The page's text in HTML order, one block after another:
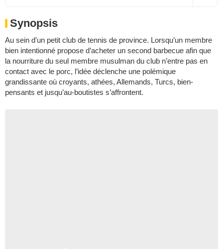
Synopsis
Au sein d'un petit club de tennis de province. Lorsqu’un membre
bien intentionné propose d’acheter un second barbecue afin que
la nourriture du seul membre musulman du club n’entre pas en
contact avec le porc, l’idée déclenche une polémique
grandissante où croyants, athées, Allemands, Turcs, bien-
pensants et jusqu’au-boutistes s’affrontent.